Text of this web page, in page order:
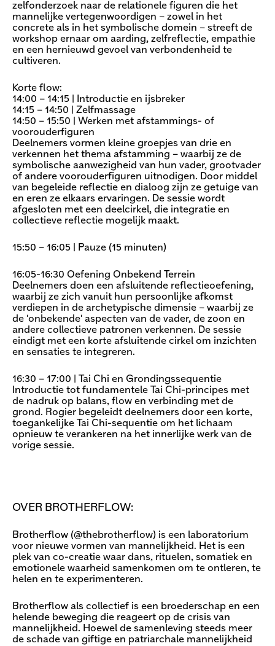
zelfonderzoek naar de relationele figuren die het
mannelijke vertegenwoordigen – zowel in het
concrete als in het symbolische domein – streeft de
workshop ernaar om aarding, zelfreflectie, empathie
en een hernieuwd gevoel van verbondenheid te
cultiveren.
Korte flow:
14:00 – 14:15 | Introductie en ijsbreker
14:15 – 14:50 | Zelfmassage
14:50 – 15:50 | Werken met afstammings- of
voorouderfiguren
Deelnemers vormen kleine groepjes van drie en
verkennen het thema afstamming – waarbij ze de
symbolische aanwezigheid van hun vader, grootvader
of andere voorouderfiguren uitnodigen. Door middel
van begeleide reflectie en dialoog zijn ze getuige van
en eren ze elkaars ervaringen. De sessie wordt
afgesloten met een deelcirkel, die integratie en
collectieve reflectie mogelijk maakt.
15:50 – 16:05 | Pauze (15 minuten)
16:05-16:30 Oefening Onbekend Terrein
Deelnemers doen een afsluitende reflectieoefening,
waarbij ze zich vanuit hun persoonlijke afkomst
verdiepen in de archetypische dimensie – waarbij ze
de 'onbekende' aspecten van de vader, de zoon en
andere collectieve patronen verkennen. De sessie
eindigt met een korte afsluitende cirkel om inzichten
en sensaties te integreren.
16:30 – 17:00 | Tai Chi en Grondingssequentie
Introductie tot fundamentele Tai Chi-principes met
de nadruk op balans, flow en verbinding met de
grond. Rogier begeleidt deelnemers door een korte,
toegankelijke Tai Chi-sequentie om het lichaam
opnieuw te verankeren na het innerlijke werk van de
vorige sessie.
OVER BROTHERFLOW:
Brotherflow (@thebrotherflow) is een laboratorium
voor nieuwe vormen van mannelijkheid. Het is een
plek van co-creatie waar dans, rituelen, somatiek en
emotionele waarheid samenkomen om te ontleren, te
helen en te experimenteren.
Brotherflow als collectief is een broederschap en een
helende beweging die reageert op de crisis van
mannelijkheid. Hoewel de samenleving steeds meer
de schade van giftige en patriarchale mannelijkheid